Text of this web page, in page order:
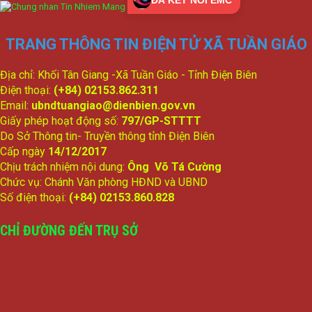
2026 - 2031
1704/TTr-UBND
và Đào tạo năm học 2026-2027
lượt xem: 115 | lượt tải:77
349/BC-UBND
(2) Báo cáo công tác tiếp công dân giải quyết khiếu nại, tố cáo
và phòng chống tham nhũng, tiêu cực 6 tháng đầu năm
2026; phương hướng, nhiệm vụ 6 tháng cuối năm 2026
lượt xem: 198 | lượt tải:122
342/BC-UBND
(1) Về tình hình thực hiện Kế hoạch phát triển kinh tế-xã hội,
vụ, giải pháp trọng tâm 6 tháng cuối năm 2026
lượt xem: 133 | lượt tải:116
TRANG THÔNG TIN ĐIỆN TỬ XÃ TUẦN GIÁO
Địa chỉ: Khối Tân Giang -Xã Tuần Giáo - Tỉnh Điện Biên
Điện thoại: (+84) 02153.862.311
Email: ubndtuangiao@dienbien.gov.vn
Giấy phép hoạt động số: 797/GP-STTTT
Do Sở Thông tin- Truyền thông tỉnh Điện Biên
Cấp ngày 14/12/2017
Chịu trách nhiệm nội dung: Ông Võ Tá Cường
Chức vụ: Chánh Văn phòng HĐND và UBND
Số điện thoại: (+84) 02153.860.828
CHỈ ĐƯỜNG ĐẾN TRỤ SỞ